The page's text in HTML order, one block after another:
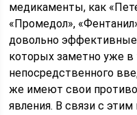
медикаменты, как
«Промедол»,
довольно
которых заметно уже в
непосредственного
же имеют свои
явления. В связи с